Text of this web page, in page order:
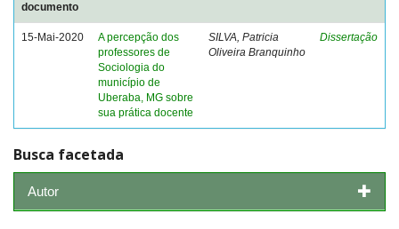
documento
15-Mai-2020
A percepção dos
professores de
Sociologia do
município de
Uberaba, MG sobre
sua prática docente
SILVA, Patricia
Oliveira Branquinho
Dissertação
Busca facetada
Autor